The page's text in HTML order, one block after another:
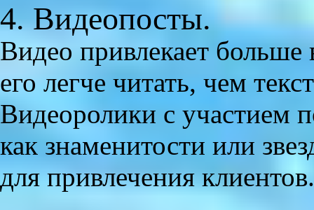
4. Видеопосты.
Видео привлекает больше
его легче читать, чем
Видеоролики с участием
как знаменитости или
для привлечения клиентов.